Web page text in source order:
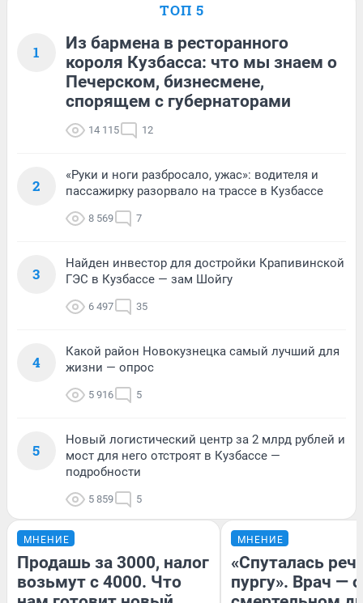
ТОП 5
1
Из бармена в ресторанного
короля Кузбасса: что мы знаем о
Печерском, бизнесмене,
спорящем с губернаторами
14 115 12
2
«Руки и ноги разбросало, ужас»: водителя и
пассажирку разорвало на трассе в Кузбассе
8 569 7
3
Найден инвестор для достройки Крапивинской
ГЭС в Кузбассе — зам Шойгу
6 497 35
4
Какой район Новокузнецка самый лучший для
жизни — опрос
5 916 5
5
Новый логистический центр за 2 млрд рублей и
мост для него отстроят в Кузбассе —
подробности
5 859 5
МНЕНИЕ
Продашь за 3000, налог
возьмут с 4000. Что
МНЕНИЕ
«Спуталась
пургу». Врач — о